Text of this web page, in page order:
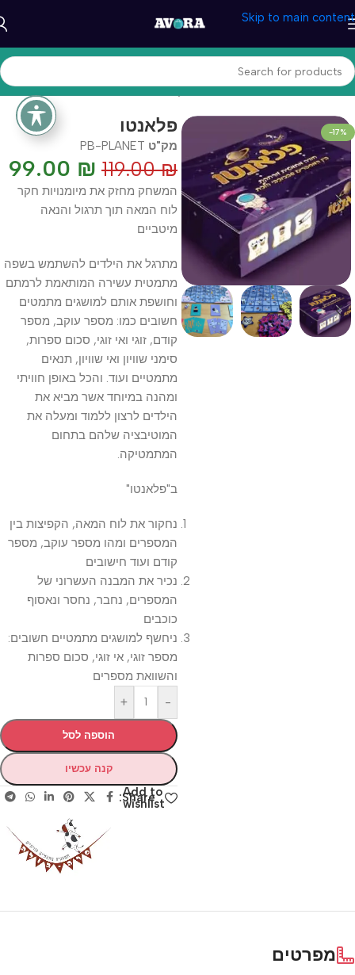
Skip to main content
עמוד הבית/טיפול והתפתחות/משחקי לימוד
-17% פלאנטו
מק"ט PB-PLANET
119.00₪
99.00 ₪
המשחק מחזק את מיומנויות חקר
לוח המאה תוך תרגול והנאה
מיטביים
מתרגל את הילדים להשתמש בשפה
מתמטית עשירה המותאמת לרמתם
וחושפת אותם למושגים מתמטים
חשובים כמו: מספר עוקב, מספר
קודם, זוגי ואי זוגי, סכום ספרות,
סימני שוויון ואי שוויון, תנאים
מתמטיים ועוד. והכל באופן חוויתי
ומהנה במיוחד אשר מביא את
הילדים לרצון ללמוד ומעלה את
המוטיבציה שלהם בתחום
המתמטיקה.
ב"פלאנטו"
נחקור את לוח המאה, הקפיצות בין
המספרים ומהו מספר עוקב, מספר
קודם ועוד חישובים
נכיר את המבנה העשרוני של
המספרים, נחבר, נחסר ונאסוף
כוכבים
ניחשף למושגים מתמטיים חשובים:
מספר זוגי, אי זוגי, סכום ספרות
והשוואת מספרים
-
+
הוספה לסל
קנה עכשיו
Add to
wishlist
Share:
מפרטים